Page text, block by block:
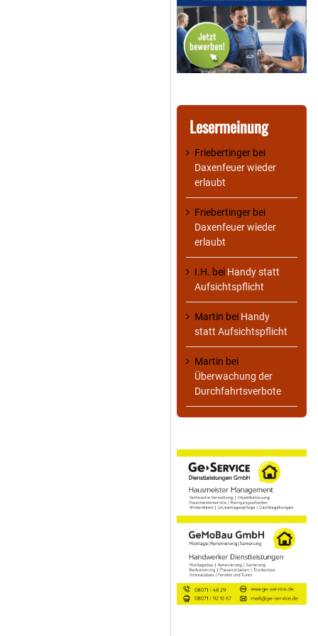
Lesermeinung
Friebertinger bei
Daxenfeuer wieder
erlaubt
Friebertinger bei
Daxenfeuer wieder
erlaubt
I.H. bei Handy statt
Aufsichtspflicht
Martin bei Handy
statt Aufsichtspflicht
Martin bei
Überwachung der
Durchfahrtsverbote